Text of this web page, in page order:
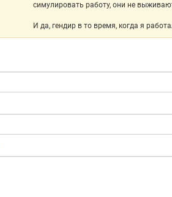
симулировать работу, они не
И да, гендир в то время, когда я